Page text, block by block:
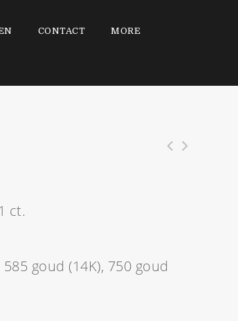
CONTACT MORE
ct.
goud (14K), 750 goud